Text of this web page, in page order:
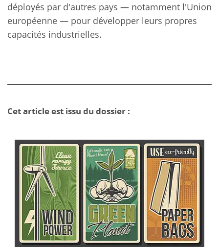
déployés par d'autres pays — notamment l'Union
européenne — pour développer leurs propres
capacités industrielles.
Cet article est issu du dossier :